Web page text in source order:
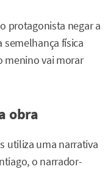
protagonista negar a
semelhança física
menino vai morar
obra
utiliza uma narrativa
o narrador-